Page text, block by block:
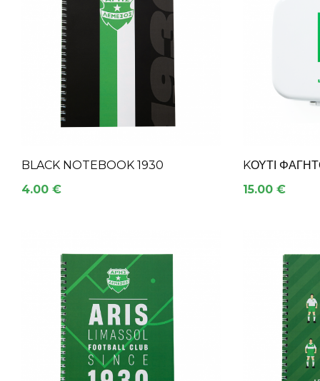
BLACK NOTEBOOK 1930
4.00 €
KΟΥΤΊ
15.00 €